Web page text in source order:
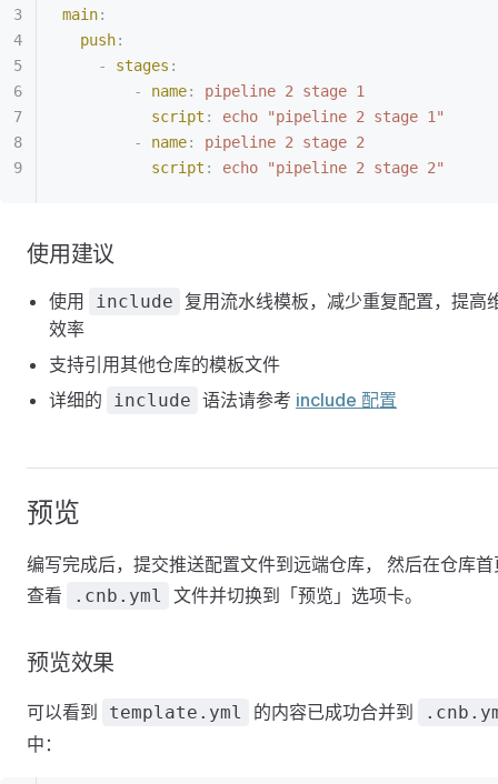
main:
  push
:
    -
stages :
        -
name:
pipeline 2 stage 1
          script
:
echo "pipeline 2 stage 1"
        -
name:
pipeline 2 stage 2
          script
: echo "pipeline 2 stage 2"
使用建议
使用 include
复用流水线模板，减少重复配置，提高
效率
支持引用其他仓库的模板文件
详细的
include 语法请参考 include 配置
预览
编写完成后，提交推送配置文件到远端仓库， 然后在仓库首
查看
.cnb.yml 文件并切换到「预览」选项卡。
预览效果
可以看到 template.yml 的内容已成功合并到
中：